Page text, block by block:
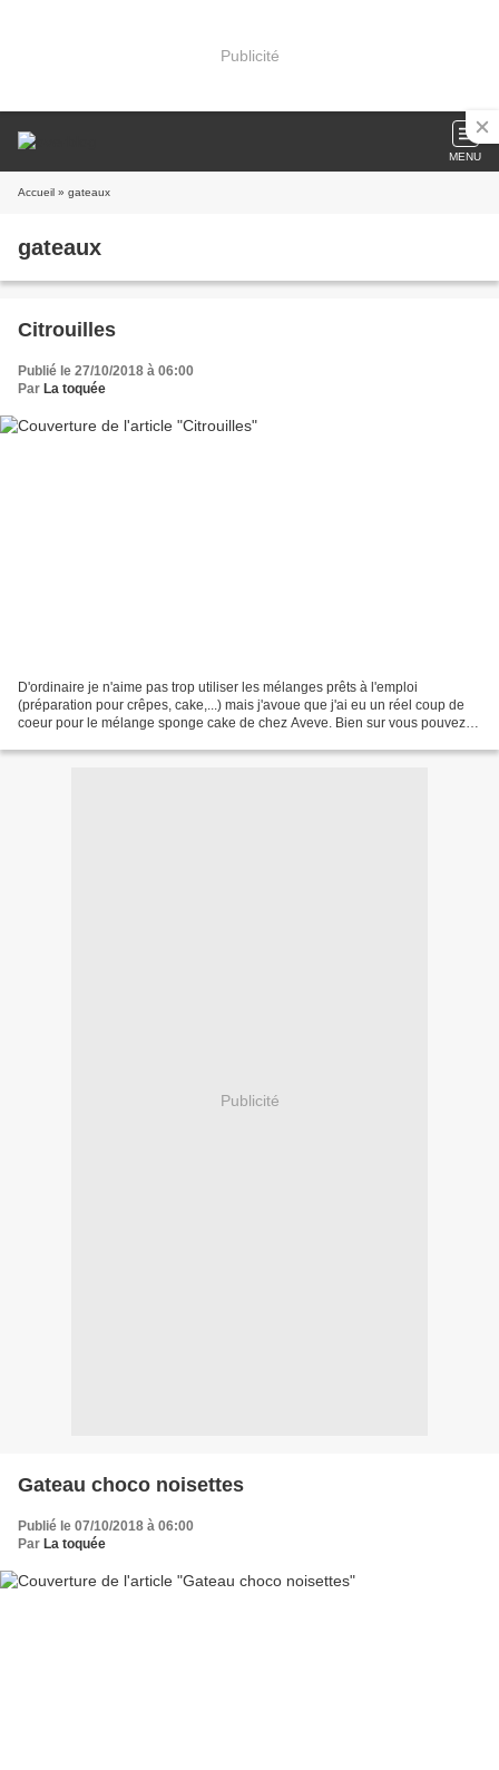
Publicité
MENU
Accueil » gateaux
gateaux
Citrouilles
Publié le 27/10/2018 à 06:00
Par La toquée
D'ordinaire je n'aime pas trop utiliser les mélanges prêts à l'emploi
(préparation pour crêpes, cake,...) mais j'avoue que j'ai eu un réel coup de
coeur pour le mélange sponge cake de chez Aveve. Bien sur vous pouvez
Publicité
Gateau choco noisettes
Publié le 07/10/2018 à 06:00
Par La toquée